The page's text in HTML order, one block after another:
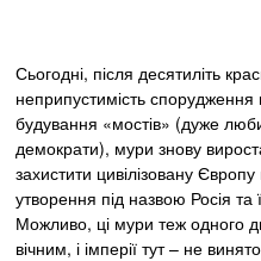
Сьогодні, після десятиліть
неприпустимість спорудження
будування «мостів» (дуже
демократи), мури знову
захистити цивілізовану
утворення під назвою Росія та
Можливо, ці мури теж одного
вічним, і імперії тут – не